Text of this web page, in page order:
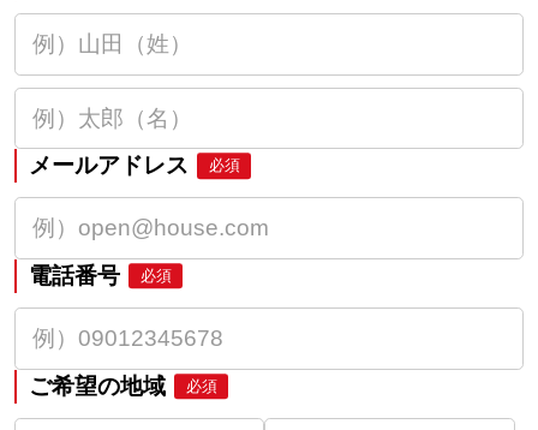
メールアドレス 必須
電話番号 必須
ご希望の地域 必須